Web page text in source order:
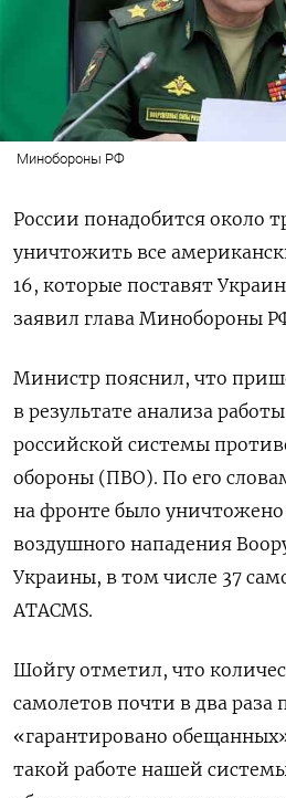
Минобороны РФ
России понадобится около
уничтожить все
16, которые поставят
заявил глава Минобороны
Министр пояснил, что
в результате анализа работы
российской системы
обороны (ПВО). По его
на фронте было уничтожено
воздушного нападения
Украины, в том числе 37
ATACMS.
Шойгу отметил, что
самолетов почти в два раза
«гарантировано
такой работе нашей